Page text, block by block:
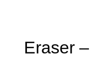
Eraser